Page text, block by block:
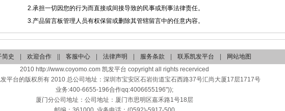
2.承担一切因您的行为而直接或间接导致的民事或刑事法律责任。
3.产品留言板管理人员有权保留或删除其管辖留言中的任意内容。
简史 欢迎合作 客服中心 法律声明 服务条款 联系凯发平台
网站地图
2010 http://www.coyomo.com 凯发平台 copyright all rights recerviced
平台的版权所有 2010 总公司地址：深圳市宝安区石岩街道宝石西路37号汇尚大厦17层1717号
业务:400-6655-196合作qq:4006655196"));
厦门分公司地址：公司地址：厦门市思明区嘉禾路1号18层